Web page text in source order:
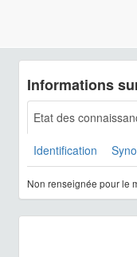
Informations
Etat des
Identification
Non renseignée pour le